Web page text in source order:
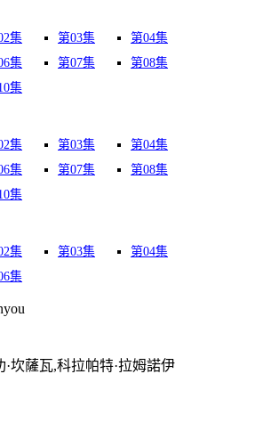
集 第03集
第04集
集 第07集
第08集
集
集 第03集
第04集
集 第07集
第08集
集
集 第03集
第04集
集
·坎薩瓦,科拉帕特·拉姆諾伊